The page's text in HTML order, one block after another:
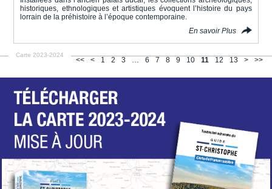
historiques, ethnologiques et artistiques évoquent l’histoire du pays
lorrain de la préhistoire à l’époque contemporaine.
En savoir Plus
<< < 1 2 3 … 6 7 8 9 10 11 12 13 > >>
Carte 2023-2024